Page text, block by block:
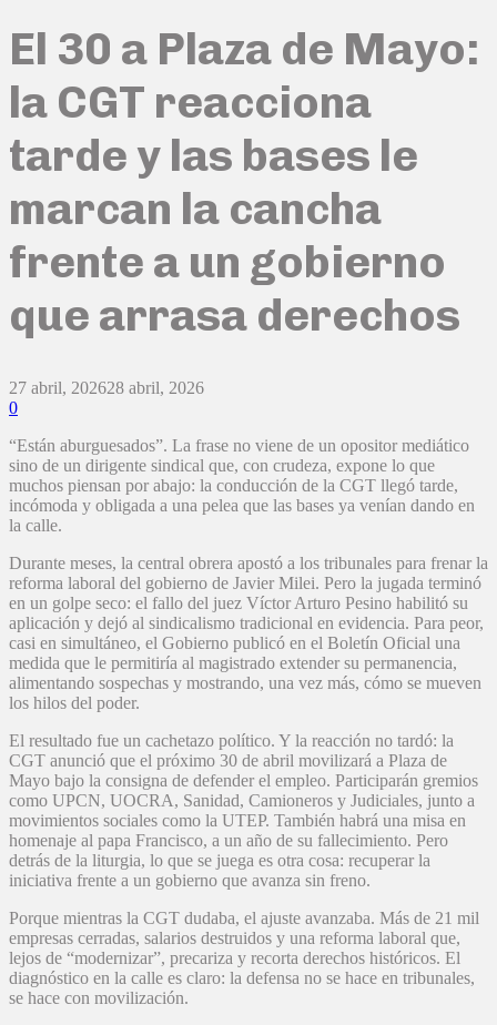
El 30 a Plaza de Mayo:
la CGT reacciona
tarde y las bases le
marcan la cancha
frente a un gobierno
que arrasa derechos
27 abril, 202628 abril, 2026
0
“Están aburguesados”. La frase no viene de un opositor mediático
sino de un dirigente sindical que, con crudeza, expone lo que
muchos piensan por abajo: la conducción de la CGT llegó tarde,
incómoda y obligada a una pelea que las bases ya venían dando en
la calle.
Durante meses, la central obrera apostó a los tribunales para frenar la
reforma laboral del gobierno de Javier Milei. Pero la jugada terminó
en un golpe seco: el fallo del juez Víctor Arturo Pesino habilitó su
aplicación y dejó al sindicalismo tradicional en evidencia. Para peor,
casi en simultáneo, el Gobierno publicó en el Boletín Oficial una
medida que le permitiría al magistrado extender su permanencia,
alimentando sospechas y mostrando, una vez más, cómo se mueven
los hilos del poder.
El resultado fue un cachetazo político. Y la reacción no tardó: la
CGT anunció que el próximo 30 de abril movilizará a Plaza de
Mayo bajo la consigna de defender el empleo. Participarán gremios
como UPCN, UOCRA, Sanidad, Camioneros y Judiciales, junto a
movimientos sociales como la UTEP. También habrá una misa en
homenaje al papa Francisco, a un año de su fallecimiento. Pero
detrás de la liturgia, lo que se juega es otra cosa: recuperar la
iniciativa frente a un gobierno que avanza sin freno.
Porque mientras la CGT dudaba, el ajuste avanzaba. Más de 21 mil
empresas cerradas, salarios destruidos y una reforma laboral que,
lejos de “modernizar”, precariza y recorta derechos históricos. El
diagnóstico en la calle es claro: la defensa no se hace en tribunales,
se hace con movilización.